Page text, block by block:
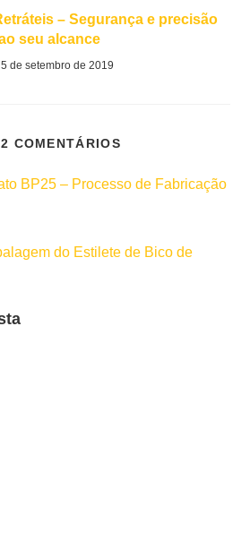
– Segurança e precisão
seu alcance
5 de setembro de 2019
COMENTÁRIOS
BP25 – Processo de Fabricação
do Estilete de Bico de